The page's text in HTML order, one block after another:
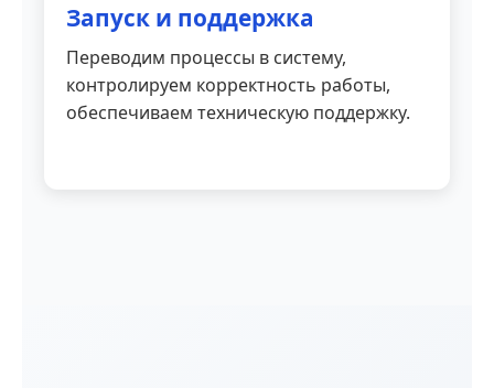
Запуск и поддержка
Переводим процессы в систему,
контролируем корректность работы,
обеспечиваем техническую поддержку.